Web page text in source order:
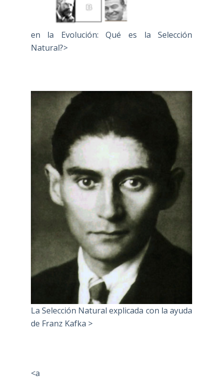
en la Evolución: Qué es la Selección
Natural?>
La Selección Natural explicada con la ayuda
de Franz Kafka >
<a